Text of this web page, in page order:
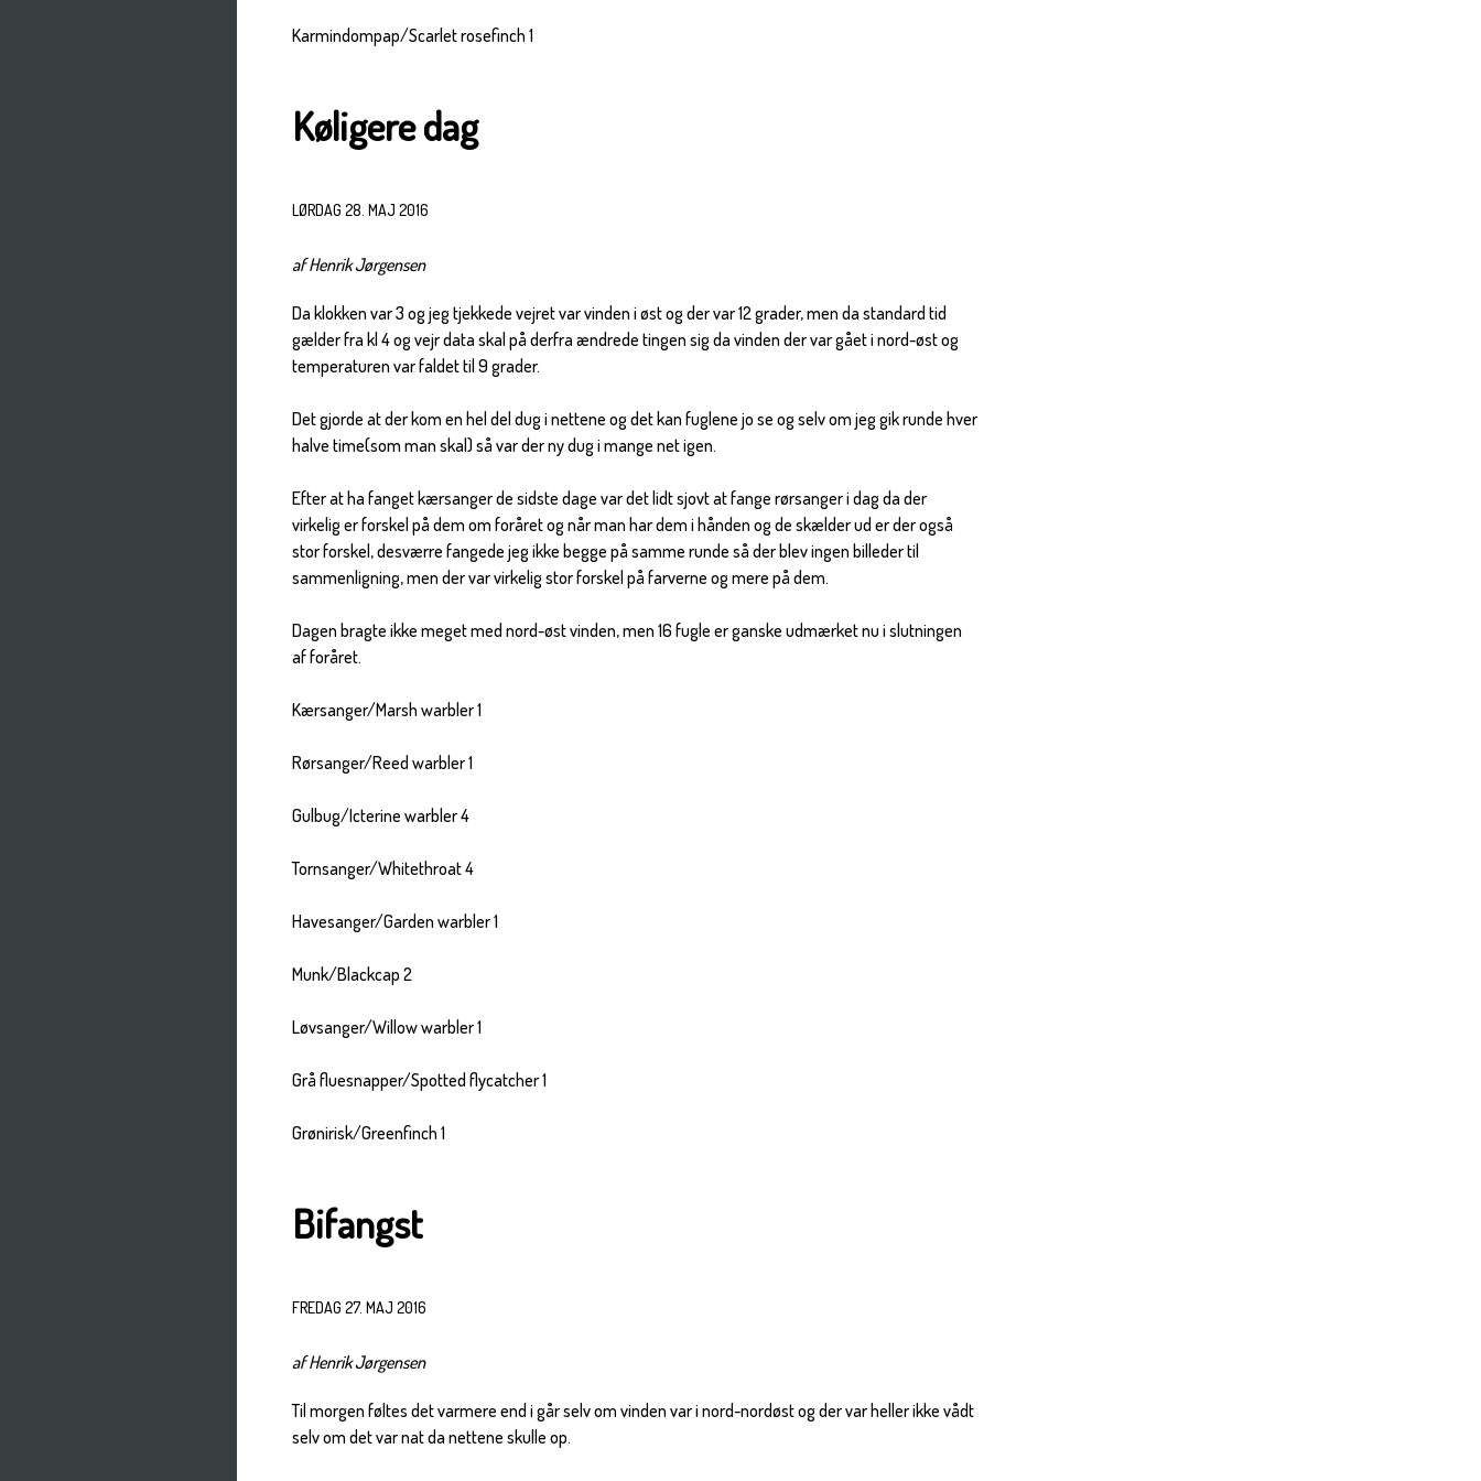
Karmindompap/Scarlet rosefinch 1
Køligere dag
LØRDAG 28. MAJ 2016
af Henrik Jørgensen
Da klokken var 3 og jeg tjekkede vejret var vinden i øst og der var 12 grader, men da standard tid
gælder fra kl 4 og vejr data skal på derfra ændrede tingen sig da vinden der var gået i nord-øst og
temperaturen var faldet til 9 grader.
Det gjorde at der kom en hel del dug i nettene og det kan fuglene jo se og selv om jeg gik runde hver
halve time(som man skal) så var der ny dug i mange net igen.
Efter at ha fanget kærsanger de sidste dage var det lidt sjovt at fange rørsanger i dag da der
virkelig er forskel på dem om foråret og når man har dem i hånden og de skælder ud er der også
stor forskel, desværre fangede jeg ikke begge på samme runde så der blev ingen billeder til
sammenligning, men der var virkelig stor forskel på farverne og mere på dem.
Dagen bragte ikke meget med nord-øst vinden, men 16 fugle er ganske udmærket nu i slutningen
af foråret.
Kærsanger/Marsh warbler 1
Rørsanger/Reed warbler 1
Gulbug/Icterine warbler 4
Tornsanger/Whitethroat 4
Havesanger/Garden warbler 1
Munk/Blackcap 2
Løvsanger/Willow warbler 1
Grå fluesnapper/Spotted flycatcher 1
Grønirisk/Greenfinch 1
Bifangst
FREDAG 27. MAJ 2016
af Henrik Jørgensen
Til morgen føltes det varmere end i går selv om vinden var i nord-nordøst og der var heller ikke vådt
selv om det var nat da nettene skulle op.